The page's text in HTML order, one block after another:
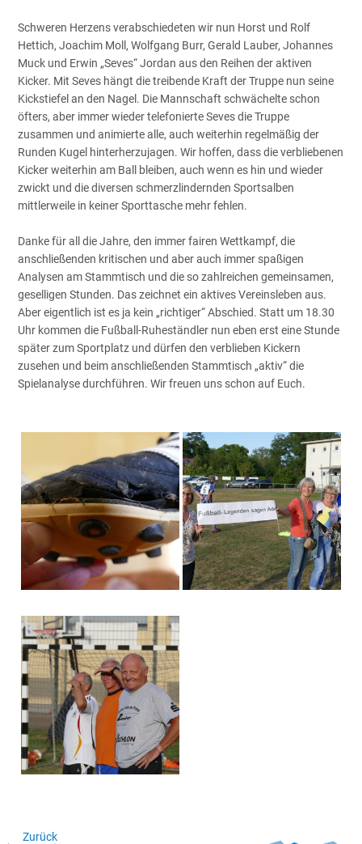
Schweren Herzens verabschiedeten wir nun Horst und Rolf
Hettich, Joachim Moll, Wolfgang Burr, Gerald Lauber, Johannes
Muck und Erwin „Seves“ Jordan aus den Reihen der aktiven
Kicker. Mit Seves hängt die treibende Kraft der Truppe nun seine
Kickstiefel an den Nagel. Die Mannschaft schwächelte schon
öfters, aber immer wieder telefonierte Seves die Truppe
zusammen und animierte alle, auch weiterhin regelmäßig der
Runden Kugel hinterherzujagen. Wir hoffen, dass die verbliebenen
Kicker weiterhin am Ball bleiben, auch wenn es hin und wieder
zwickt und die diversen schmerzlindernden Sportsalben
mittlerweile in keiner Sporttasche mehr fehlen.
Danke für all die Jahre, den immer fairen Wettkampf, die
anschließenden kritischen und aber auch immer spaßigen
Analysen am Stammtisch und die so zahlreichen gemeinsamen,
geselligen Stunden. Das zeichnet ein aktives Vereinsleben aus.
Aber eigentlich ist es ja kein „richtiger“ Abschied. Statt um 18.30
Uhr kommen die Fußball-Ruheständler nun eben erst eine Stunde
später zum Sportplatz und dürfen den verblieben Kickern
zusehen und beim anschließenden Stammtisch „aktiv“ die
Spielanalyse durchführen. Wir freuen uns schon auf Euch.
Zurück